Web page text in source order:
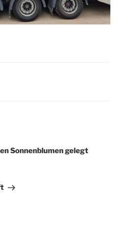
Sonnenblumen gelegt